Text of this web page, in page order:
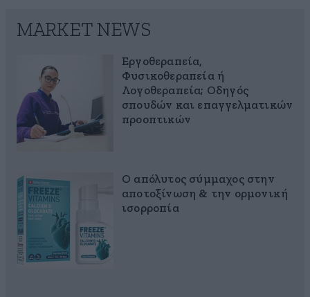
MARKET NEWS
Εργοθεραπεία,
Φυσικοθεραπεία ή
Λογοθεραπεία; Οδηγός
σπουδών και επαγγελματικών
προοπτικών
Ο απόλυτος σύμμαχος στην
αποτοξίνωση & την ορμονική
ισορροπία